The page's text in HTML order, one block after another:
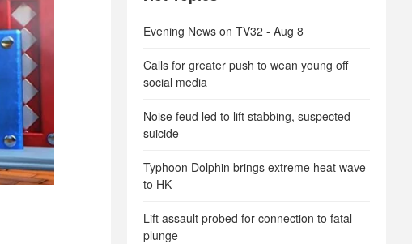
Evening News on TV32 - Aug 8
Calls for greater push to wean young off
social media
Noise feud led to lift stabbing, suspected
suicide
Typhoon Dolphin brings extreme heat wave
to HK
Lift assault probed for connection to fatal
plunge